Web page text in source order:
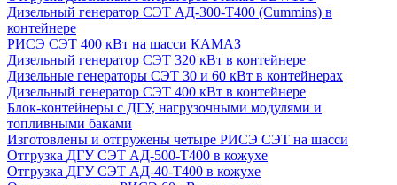
Дизельный генератор СЭТ АД-300-Т400 (Cummins) в
контейнере
РИСЭ СЭТ 400 кВт на шасси КАМАЗ
Дизельный генератор СЭТ 320 кВт в контейнере
Дизельные генераторы СЭТ 30 и 60 кВт в контейнерах
Дизельный генератор СЭТ 400 кВт в контейнере
Блок-контейнеры с ДГУ, нагрузочными модулями и
топливными баками
Изготовлены и отгружены четыре РИСЭ СЭТ на шасси
Отгрузка ДГУ СЭТ АД-500-Т400 в кожухе
Отгрузка ДГУ СЭТ АД-40-Т400 в кожухе